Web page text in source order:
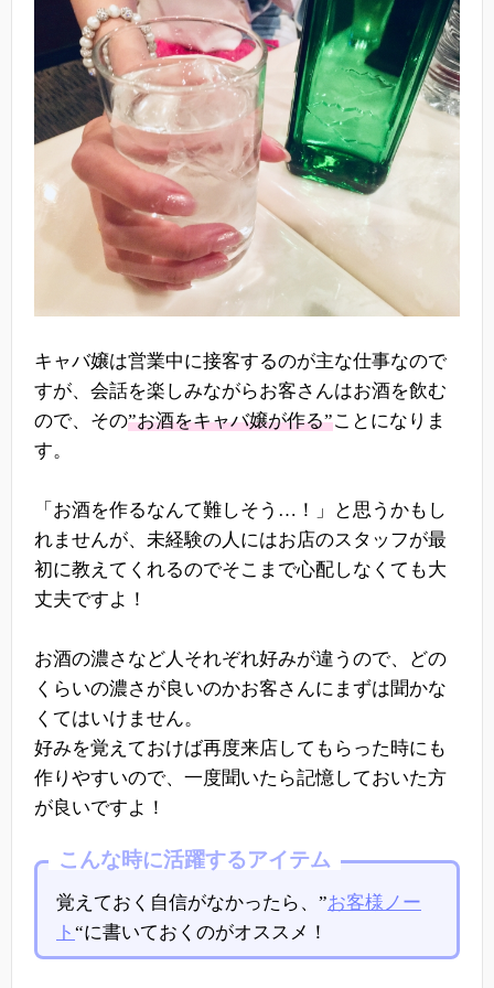
キャバ嬢は営業中に接客するのが主な仕事なので
すが、会話を楽しみながらお客さんはお酒を飲む
ので、その”お酒をキャバ嬢が作る”ことになりま
す。
「お酒を作るなんて難しそう…！」と思うかもし
れませんが、未経験の人にはお店のスタッフが最
初に教えてくれるのでそこまで心配しなくても大
丈夫ですよ！
お酒の濃さなど人それぞれ好みが違うので、どの
くらいの濃さが良いのかお客さんにまずは聞かな
くてはいけません。
好みを覚えておけば再度来店してもらった時にも
作りやすいので、一度聞いたら記憶しておいた方
が良いですよ！
こんな時に活躍するアイテム
覚えておく自信がなかったら、”お客様ノー
ト “に書いておくのがオススメ！